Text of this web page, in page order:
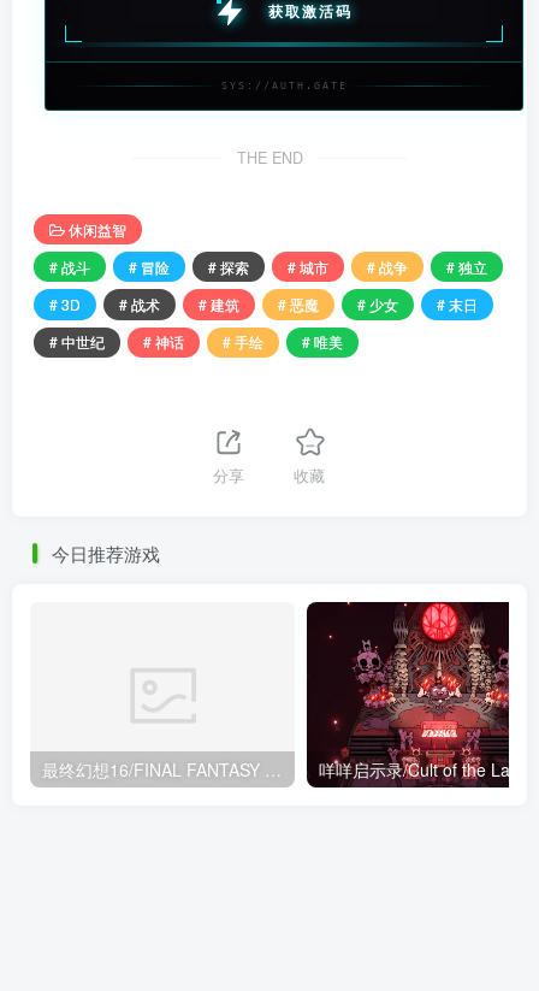
获取激活码
SYS://AUTH.GATE
THE END
休闲益智
# 战斗
# 冒险 # 探索 # 城市 # 战争
# 独立
# 3D
# 战术 # 建筑 # 恶魔 # 少女
# 末日
# 中世纪
# 神话 # 手绘 # 唯美
分享 收藏
今日推荐游戏
最终幻想16/FINAL FANTASY XVI（更新1.03版+预购奖励+全DLC） 咩咩启示录/Cult of the Lamb